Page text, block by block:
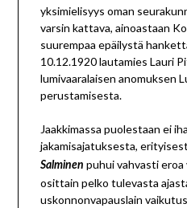
yksimielisyys oman
varsin kattava, ainoastaan
suurempaa epäilystä
10.12.1920 lautamies Lauri
lumivaaralaisen anomuksen
perustamisesta.
Jaakkimassa puolestaan ei
jakamisajatuksesta,
Salminen puhui vahvasti
osittain pelko tulevasta
uskonnonvapauslain